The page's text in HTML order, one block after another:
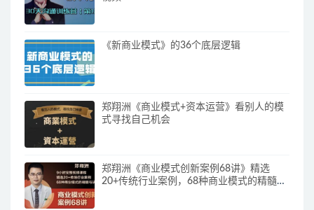
《新商业模式》的36个底层逻辑
郑翔洲《商业模式+资本运营》看别人的模
式寻找自己机会
郑翔洲《商业模式创新案例68讲》精选
20+传统行业案例，68种商业模式的精髓与